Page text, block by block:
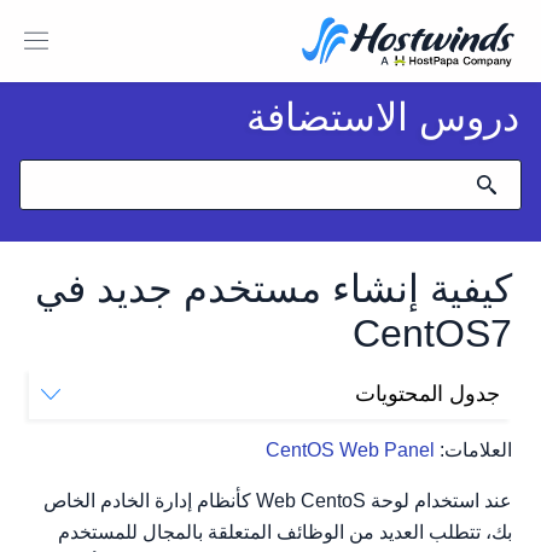
دروس الاستضافة
كيفية إنشاء مستخدم جديد في
CentOS7
العلامات: CentOS Web Panel
جدول المحتويات
اسم المستخدم:
كلمه السر:
البريد الإلكتروني للمسؤول:
عند استخدام لوحة Web CentoS كأنظام إدارة الخادم الخاص
بك، تتطلب العديد من الوظائف المتعلقة بالمجال للمستخدم